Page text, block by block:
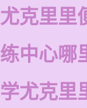
克里里
中心哪
尤克里